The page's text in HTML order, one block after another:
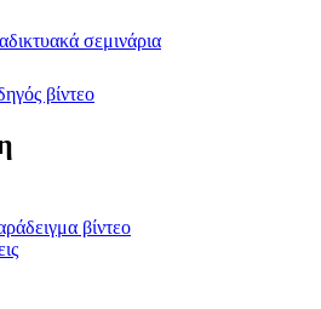
σεμινάρια
βίντεο
βίντεο